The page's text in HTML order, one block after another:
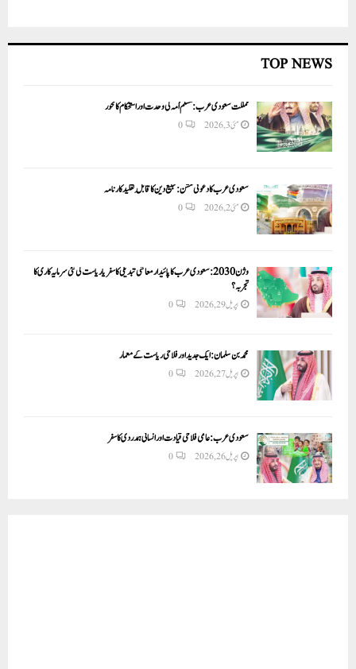
TOP NEWS
مملکت سعودی عرب: مسلم اُمہ کی وحدت اور استحکام کا محور
مئی 3, 2026 0
سعودی عرب کا دعوتی مشن: تبلیغ دین کا قابلِ تقلید کارنامہ
مئی 2, 2026 0
وژن 2030:سعودی عرب کا پائیدار معاشی تبدیلی کا سفر یا ریاست کی نئی سرمایہ کاری کا
تجربہ؟
اپریل 29, 2026 0
محمد بن سلمان: ایک جدید اور فلاحی ریاست کے معمار
اپریل 27, 2026 0
سعودی عرب: عالمی فلاحی قیادت اور انسانی ہمدردی کا سفر
اپریل 26, 2026 0